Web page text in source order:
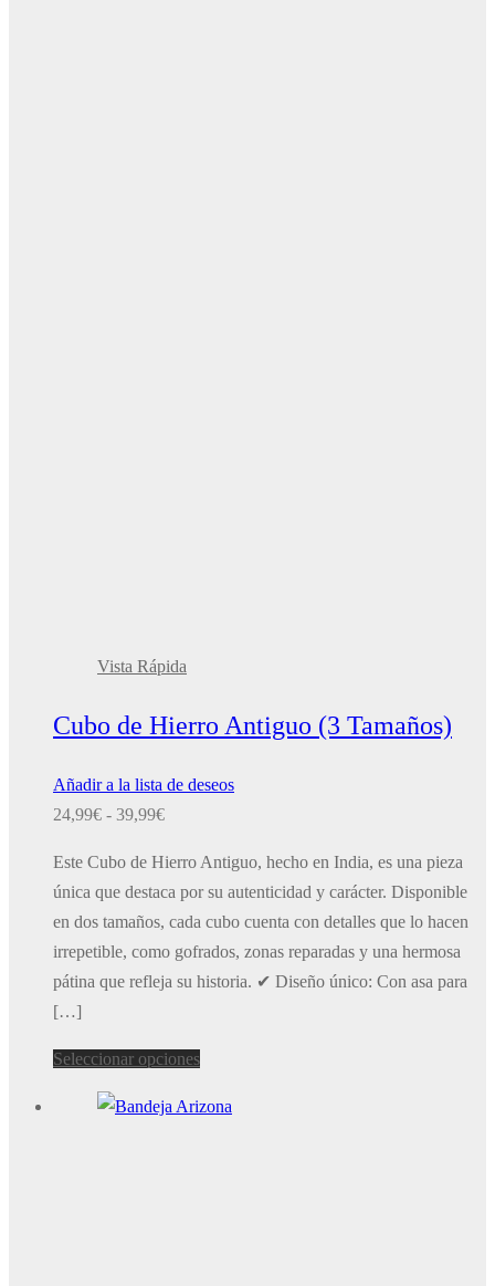
Vista Rápida
Cubo de Hierro Antiguo (3 Tamaños)
Añadir a la lista de deseos
24,99€ - 39,99€Rango
precios:
desde
24,99€
hasta
39,99€
Este Cubo de Hierro Antiguo, hecho en India, es una pieza
única que destaca por su autenticidad y carácter. Disponible
en dos tamaños, cada cubo cuenta con detalles que lo hacen
irrepetible, como gofrados, zonas reparadas y una hermosa
pátina que refleja su historia. ✔ Diseño único: Con asa para
[…]
Seleccionar opcionesEste
tiene